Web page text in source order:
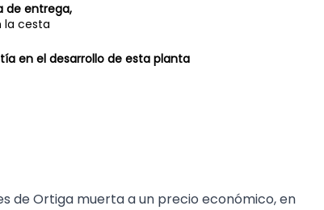
de entrega,
la cesta
en el desarrollo de esta planta
de Ortiga muerta a un precio económico, en